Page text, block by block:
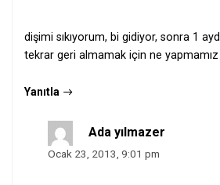
dişimi sıkıyorum, bi gidiyor, sonra 1
tekrar geri almamak için ne yapmamız
Yanıtla
Ada yılmazer
Ocak 23, 2013, 9:01 pm